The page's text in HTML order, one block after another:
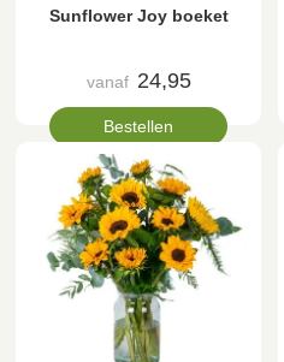
Sunflower Joy boeket
vanaf 24,95
Bestellen